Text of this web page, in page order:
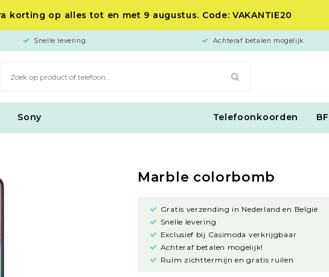
korting op alles tot en met 9 augustus. Code: VAKANTIE20
Snelle levering Achteraf betalen mogelijk
Sony Telefoonkoorden
Marble colorbomb
Gratis verzending in Nederland en België
Snelle levering
Exclusief bij Casimoda verkrijgbaar
Achteraf betalen mogelijk!
Ruim zichttermijn en gratis ruilen